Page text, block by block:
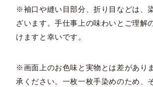
※袖口や縫い目部分、折り目などは、
ざいます。手仕事上の味わいとご理解
けますと幸いです。
※画面上のお色味と実物とは差があり
承ください。一枚一枚手染めのため、